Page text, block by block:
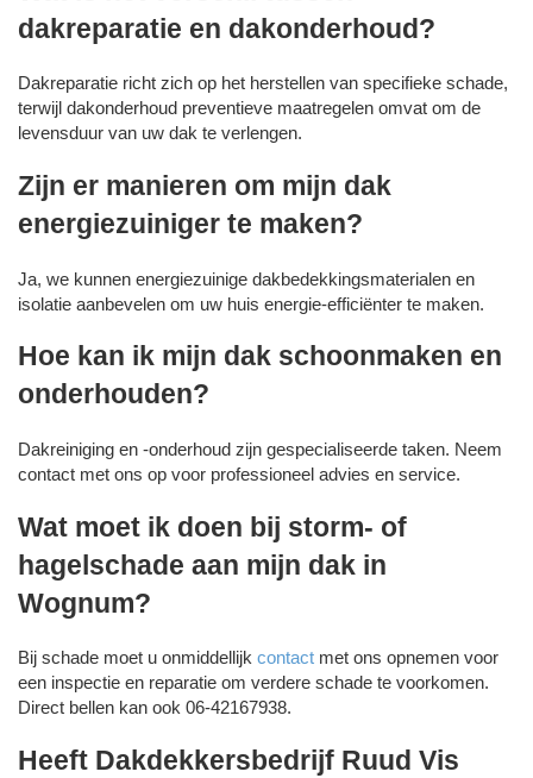
dakreparatie en dakonderhoud?
Dakreparatie richt zich op het herstellen van specifieke schade,
terwijl dakonderhoud preventieve maatregelen omvat om de
levensduur van uw dak te verlengen.
Zijn er manieren om mijn dak
energiezuiniger te maken?
Ja, we kunnen energiezuinige dakbedekkingsmaterialen en
isolatie aanbevelen om uw huis energie-efficiënter te maken.
Hoe kan ik mijn dak schoonmaken en
onderhouden?
Dakreiniging en -onderhoud zijn gespecialiseerde taken. Neem
contact met ons op voor professioneel advies en service.
Wat moet ik doen bij storm- of
hagelschade aan mijn dak in
Wognum?
Bij schade moet u onmiddellijk contact met ons opnemen voor
een inspectie en reparatie om verdere schade te voorkomen.
Direct bellen kan ook 06-42167938.
Heeft Dakdekkersbedrijf Ruud Vis